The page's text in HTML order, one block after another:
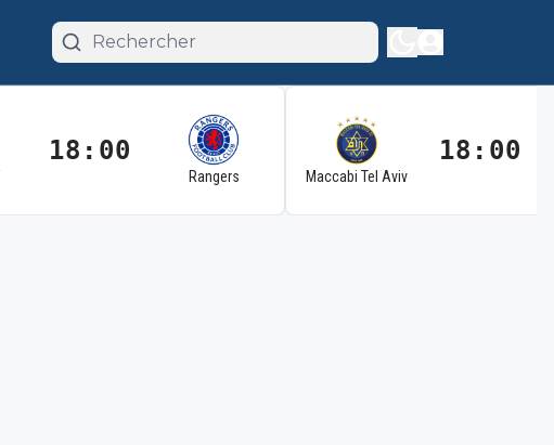
18:00
Rangers Maccabi Tel Aviv
18:00